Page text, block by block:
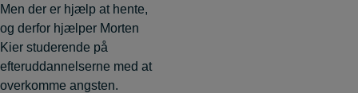
Men der er hjælp at hente,
og derfor hjælper Morten
Kier studerende på
efteruddannelserne med at
overkomme angsten.